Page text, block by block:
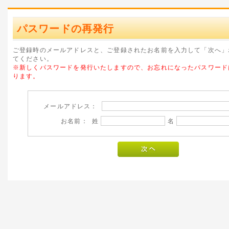
パスワードの再発行
ご登録時のメールアドレスと、ご登録されたお名前を入力して「次へ
てください。
※新しくパスワードを発行いたしますので、お忘れになったパスワー
ります。
メールアドレス：
お名前： 姓 名